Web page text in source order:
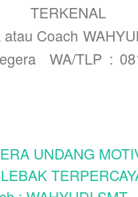
TERKENAL
atau Coach
WA/TLP :
UNDANG